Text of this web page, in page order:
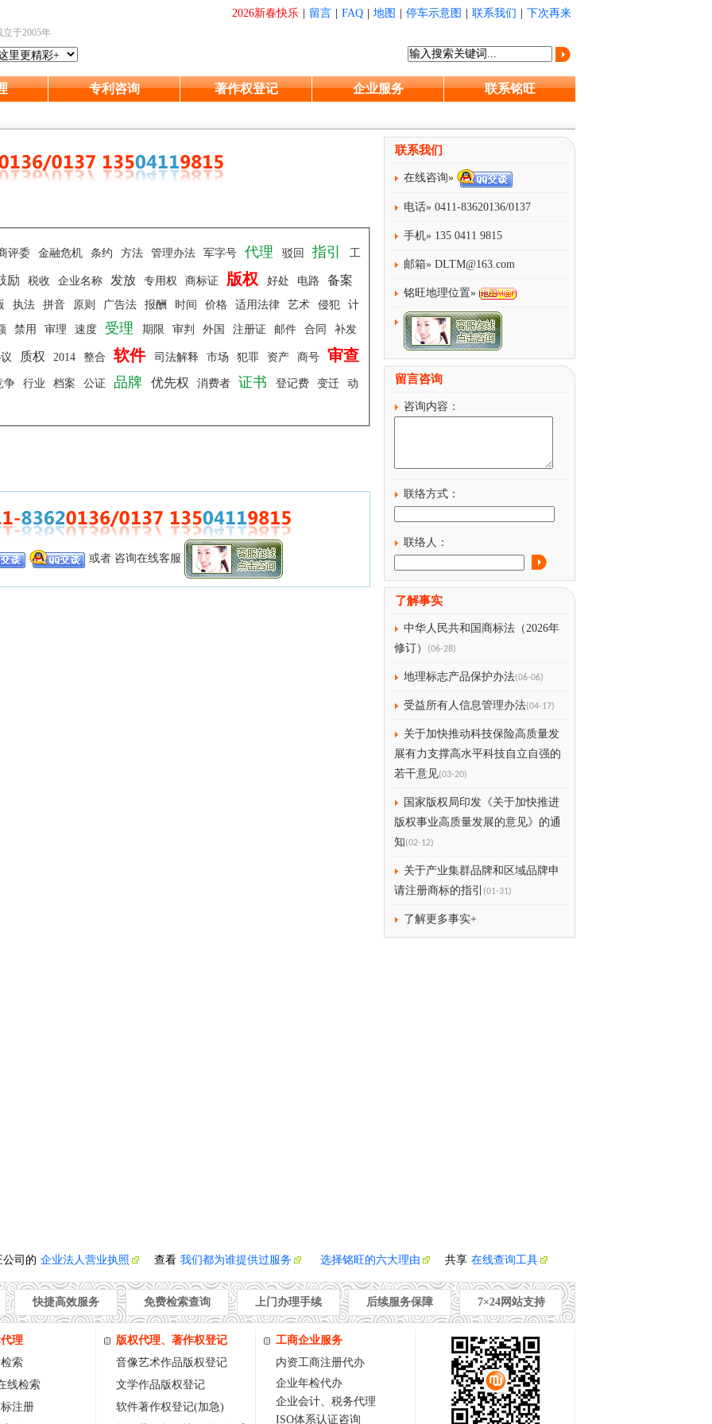
立于2005年
2026新春快乐 留言 FAQ 地图 停车示意图 联系我们 下次再来
专利咨询 著作权登记 企业服务 联系铭旺
评委 金融危机 条约 方法 管理办法 军字号 代理 驳回 指引 工
励 税收 企业名称 发放 专用权 商标证 版权 好处 电路 备案
执法 拼音 原则 广告法 报酬 时间 价格 适用法律 艺术 侵犯 计
禁用 审理 速度 受理 期限 审判 外国 注册证 邮件 合同 补发
质权 2014 整合 软件 司法解释 市场 犯罪 资产 商号 审查
争 行业 档案 公证 品牌 优先权 消费者 证书 登记费 变迁 动
或者 咨询在线客服
联系我们
在线咨询»
电话» 0411-83620136/0137
手机» 135 0411 9815
邮箱» DLTM@163.com
铭旺地理位置»
留言咨询
咨询内容：
联络方式：
联络人：
了解事实
中华人民共和国商标法（2026年
修订）
(06-28)
地理标志产品保护办法(06-06)
受益所有人信息管理办法(04-17)
关于加快推动科技保险高质量发
展有力支撑高水平科技自立自强的
若干意见(03-20)
国家版权局印发《关于加快推进
版权事业高质量发展的意见》的通
知(02-12)
关于产业集群品牌和区域品牌申
请注册商标的指引
(01-31)
了解更多事实+
公司的 企业法人营业执照 查看 我们都为谁提供过服务 选择铭旺的六大理由 共享 在线查询工具
快捷高效服务 免费检索查询 上门办理手续 后续服务保障 7×24网站支持
理
索
线检索
注册
版权代理、著作权登记
音像艺术作品版权登记
文学作品版权登记
软件著作权登记(加急)
工商企业服务
内资工商注册代办
企业年检代办
企业会计、税务代理
ISO体系认证咨询